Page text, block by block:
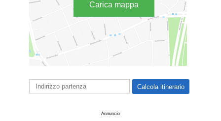
Carica mappa
Annuncio